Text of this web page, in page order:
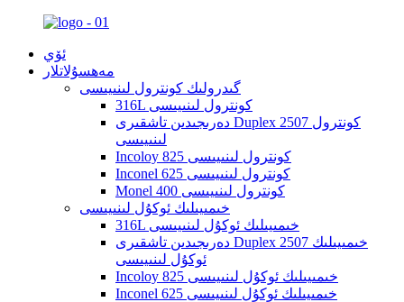
ئۆي
مەھسۇلاتلار
گىدرولىك كونترول لىنىيىسى
316L كونترول لىنىيىسى
دەرىجىدىن تاشقىرى Duplex 2507 كونترول
لىنىيىسى
Incoloy 825 كونترول لىنىيىسى
Inconel 625 كونترول لىنىيىسى
Monel 400 كونترول لىنىيىسى
خىمىيىلىك ئوكۇل لىنىيىسى
316L خىمىيىلىك ئوكۇل لىنىيىسى
دەرىجىدىن تاشقىرى Duplex 2507 خىمىيىلىك
ئوكۇل لىنىيىسى
Incoloy 825 خىمىيىلىك ئوكۇل لىنىيىسى
Inconel 625 خىمىيىلىك ئوكۇل لىنىيىسى